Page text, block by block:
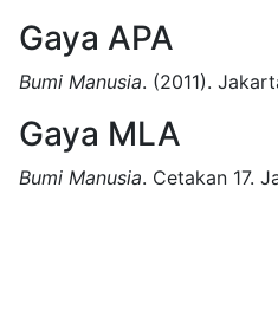
Gaya APA
Bumi Manusia. (2011).
Gaya MLA
Bumi Manusia. Cetakan 17.